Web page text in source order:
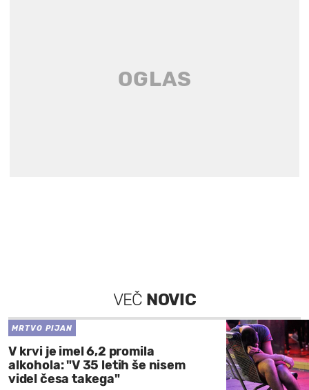
VEČ NOVIC
MRTVO PIJAN
V krvi je imel 6,2 promila
alkohola: "V 35 letih še nisem
videl česa takega"